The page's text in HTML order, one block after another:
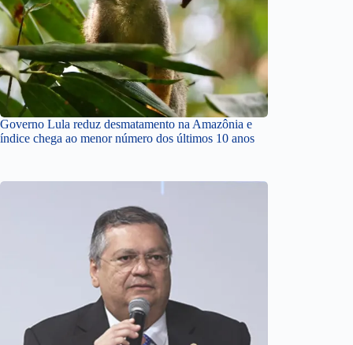
Governo Lula reduz desmatamento na Amazônia e
índice chega ao menor número dos últimos 10 anos